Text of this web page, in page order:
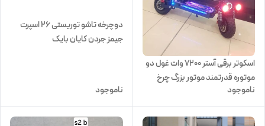
اسکوتر برقی آستر 7200 وات غول دو
موتوره قدرتمند موتور بزرگ چرخ
بزرگ
ناموجود
دوچرخه تاشو توریستی 26 اسپرت
جیمز جردن کایان بایک
ناموجود